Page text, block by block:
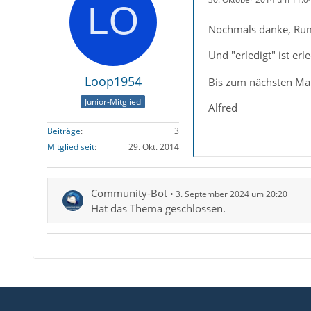
Loop1954
Junior-Mitglied
Beiträge
3
Mitglied seit
29. Okt. 2014
Nochmals danke,
Und "erledigt" ist
Bis zum nächsten
Alfred
Community-Bot 3. September 2024 um 20:20
Hat das Thema geschlossen.